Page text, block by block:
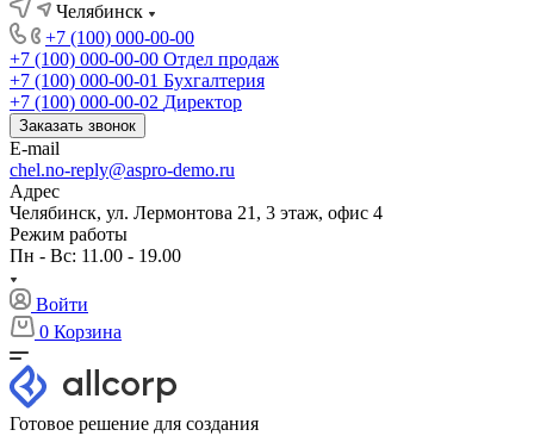
Челябинск
+7 (100) 000-00-00
+7 (100) 000-00-00 Отдел продаж
+7 (100) 000-00-01 Бухгалтерия
+7 (100) 000-00-02 Директор
Заказать звонок
E-mail
chel.no-reply@aspro-demo.ru
Адрес
Челябинск, ул. Лермонтова 21, 3 этаж, офис 4
Режим работы
Пн - Вс: 11.00 - 19.00
Войти
0 Корзина
Готовое решение для создания